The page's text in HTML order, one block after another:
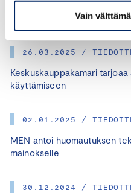
Vain
Kv-kauppakamarilta entistä
ympäristöväittämillä
26.03.2025 /
Keskuskauppakamari
käyttämiseen
02.01.2025 /
MEN antoi huomautuksen
mainokselle
30.12.2024 /